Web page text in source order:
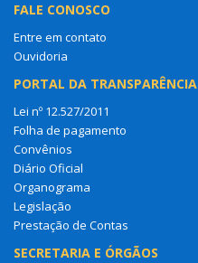
FALE CONOSCO
Entre em contato
Ouvidoria
PORTAL DA TRANSPARÊNCIA
Lei nº 12.527/2011
Folha de pagamento
Convênios
Diário Oficial
Organograma
Legislação
Prestação de Contas
SECRETARIA E ÓRGÃOS